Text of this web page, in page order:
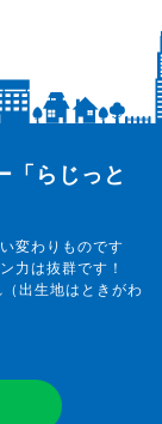
「らじっと
変わりものです
力は抜群です！
出生地はときがわ